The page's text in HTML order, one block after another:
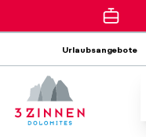
Urlaubsangebote